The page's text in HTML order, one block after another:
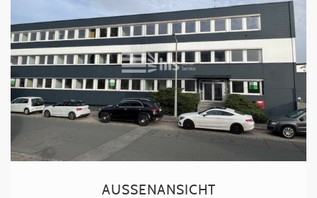
AUSSENANSICHT